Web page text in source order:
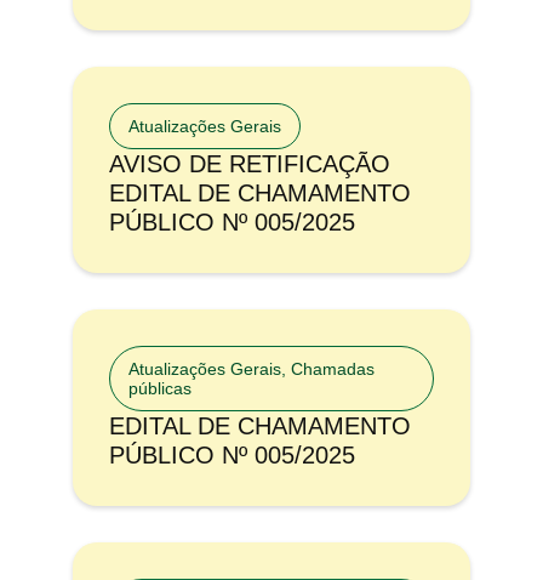
Atualizações Gerais
AVISO DE RETIFICAÇÃO
EDITAL DE CHAMAMENTO
PÚBLICO Nº 005/2025
Atualizações Gerais Chamadas
públicas
EDITAL DE CHAMAMENTO
PÚBLICO Nº 005/2025